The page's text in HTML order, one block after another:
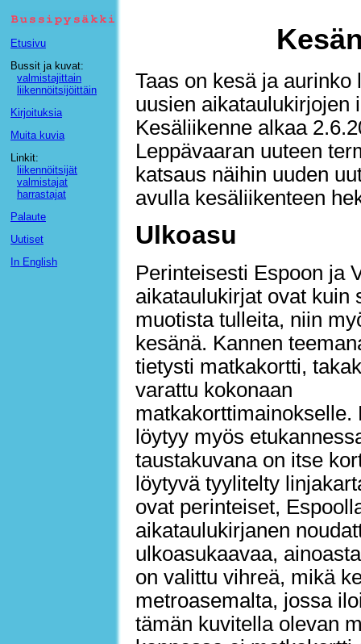
Etusivu
Bussit ja kuvat:
valmistajittain
liikennöitsijöittäin
Kirjoituksia
Muita kuvia
Linkit:
liikennöitsijät
valmistajat
harrastajat
Palaute
Uutiset
In English
Taas on kesä ja
uusien aikataulukirjojen
Kesäliikenne alkaa
Leppävaaran uuteen
katsaus näihin uuden
avulla kesäliikenteen
Ulkoasu
Perinteisesti Espoon ja
aikataulukirjat ovat kuin
muotista tulleita, niin
kesänä. Kannen
tietysti matkakortti,
varattu kokonaan
matkakorttimainokselle.
löytyy myös
taustakuvana on itse
löytyvä tyylitelty
ovat perinteiset,
aikataulukirjanen
ulkoasukaavaa,
on valittu vihreä, mikä
metroasemalta, jossa
tämän kuvitella olevan